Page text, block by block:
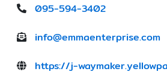
095-594-3402
info@emmaenterprise.com
https://j-